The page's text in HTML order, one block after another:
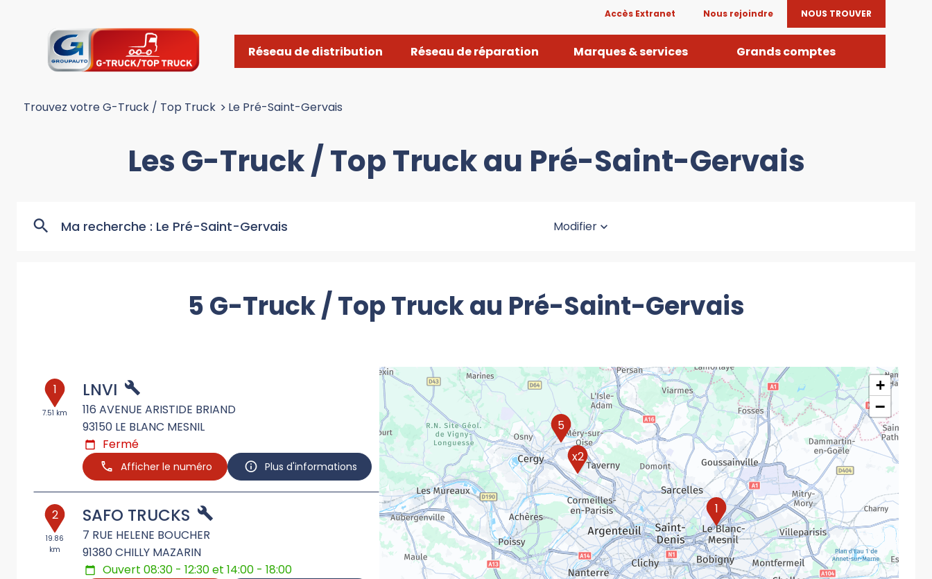
Accès Extranet Nous rejoindre NOUS TROUVER
Réseau de distribution Réseau de réparation Marques & services Grands comptes
Trouvez votre G-Truck / Top Truck > Le Pré-Saint-Gervais
Les G-Truck / Top Truck au Pré-Saint-Gervais
Ma recherche : Le Pré-Saint-Gervais Modifier
5 G-Truck / Top Truck au Pré-Saint-Gervais
1
7.51 km
LNVI
116 AVENUE ARISTIDE BRIAND
93150 LE BLANC MESNIL
Fermé
Afficher le numéro Plus d'informations
2
19.86
km
SAFO TRUCKS
7 RUE HELENE BOUCHER
91380CHILLY MAZARIN
Ouvert 08:30 - 12:30 et 14:00 - 18:00
1
5
x2
+
−